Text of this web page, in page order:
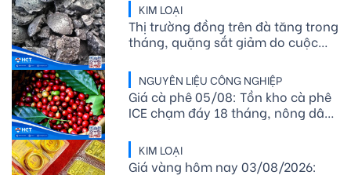
KIM LOẠI
Thị trường đồng trên đà tăng trong
tháng, quặng sắt giảm do cuộc
hồiNGUYÊN LIỆU CÔNG NGHIỆP
Giá cà phê 05/08: Tồn kho cà phê
ICE chạm đáy 18 tháng, nông dân
KIM LOẠI
Giá vàng hôm nay 03/08/2026: